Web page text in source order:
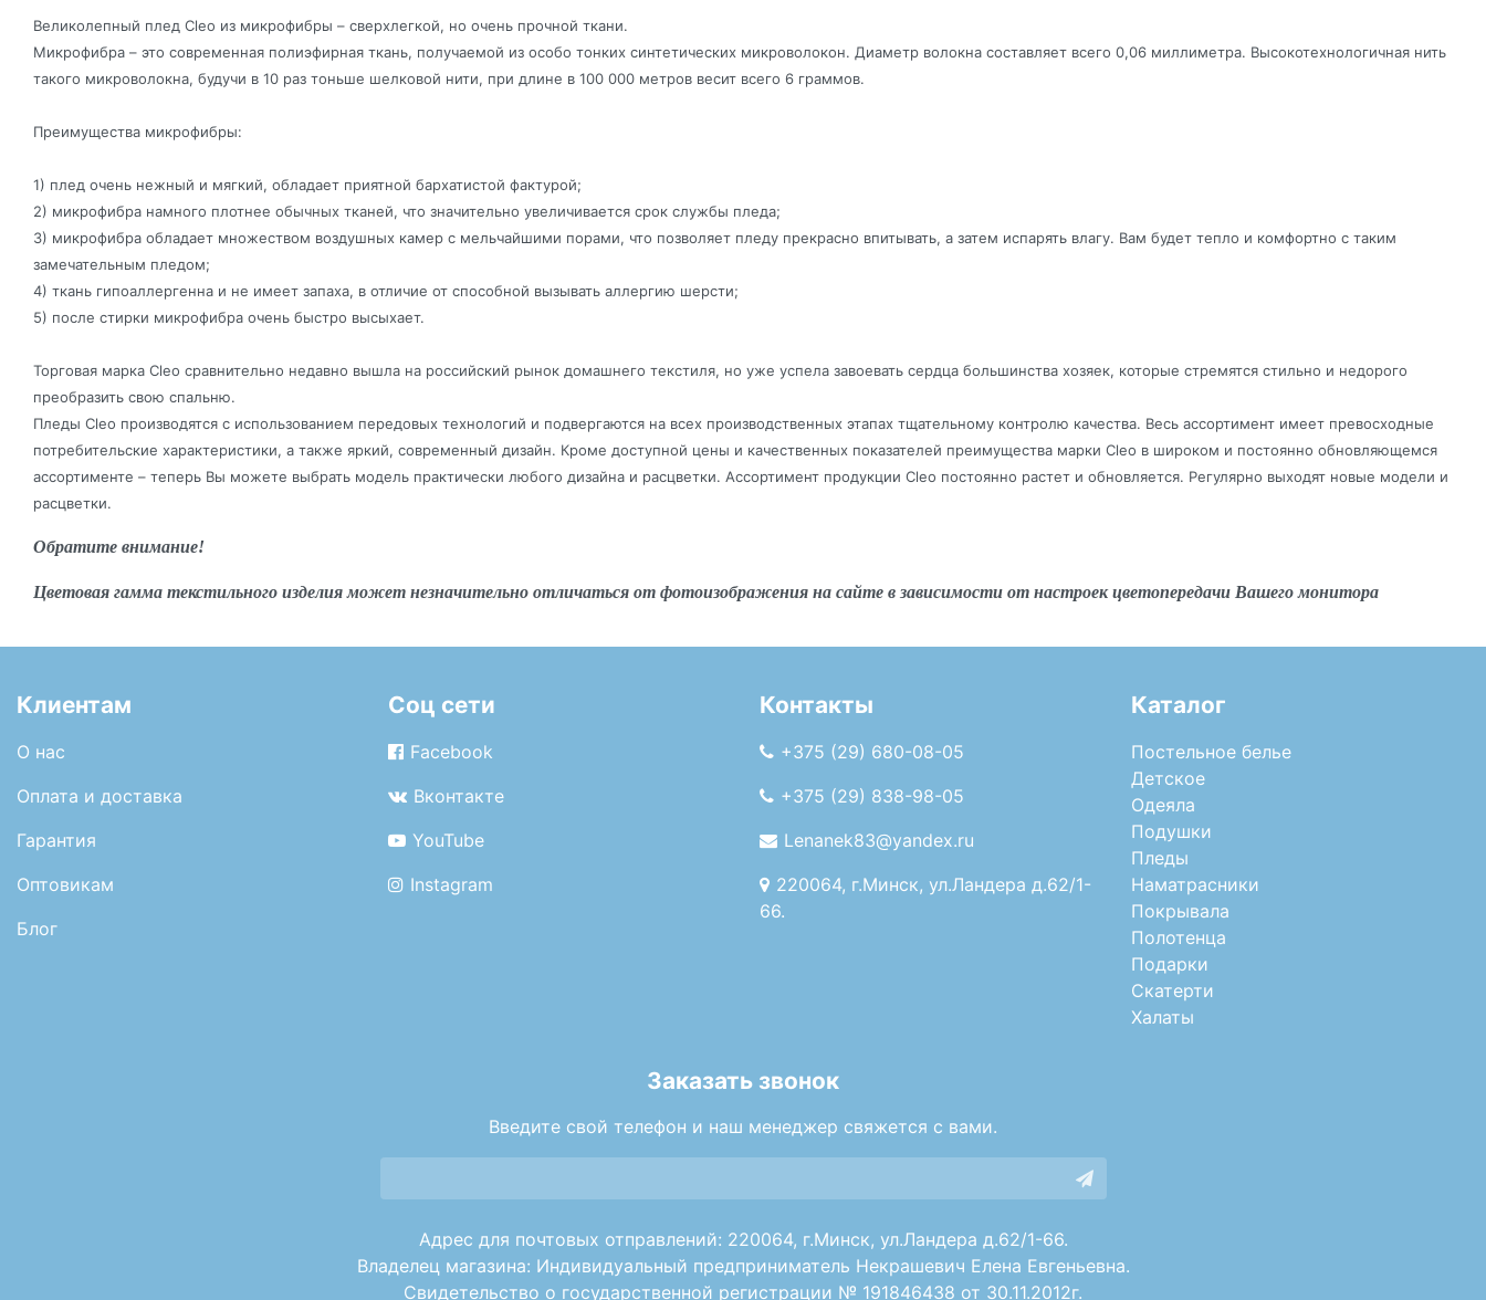
Великолепный плед Cleo из микрофибры – сверхлегкой, но очень прочной ткани.
Микрофибра – это современная полиэфирная ткань, получаемой из особо тонких синтетических микроволокон. Диаметр волокна составляет всего 0,06 миллиметра. Высокотехнологичная нить
такого микроволокна, будучи в 10 раз тоньше шелковой нити, при длине в 100 000 метров весит всего 6 граммов.
Преимущества микрофибры:
1) плед очень нежный и мягкий, обладает приятной бархатистой фактурой;
2) микрофибра намного плотнее обычных тканей, что значительно увеличивается срок службы пледа;
3) микрофибра обладает множеством воздушных камер с мельчайшими порами, что позволяет пледу прекрасно впитывать, а затем испарять влагу. Вам будет тепло и комфортно с таким
замечательным пледом;
4) ткань гипоаллергенна и не имеет запаха, в отличие от способной вызывать аллергию шерсти;
5) после стирки микрофибра очень быстро высыхает.
Торговая марка Cleo сравнительно недавно вышла на российский рынок домашнего текстиля, но уже успела завоевать сердца большинства хозяек, которые стремятся стильно и недорого
преобразить свою спальню.
Пледы Cleo производятся с использованием передовых технологий и подвергаются на всех производственных этапах тщательному контролю качества. Весь ассортимент имеет превосходные
потребительские характеристики, а также яркий, современный дизайн. Кроме доступной цены и качественных показателей преимущества марки Cleo в широком и постоянно обновляющемся
ассортименте – теперь Вы можете выбрать модель практически любого дизайна и расцветки. Ассортимент продукции Cleo постоянно растет и обновляется. Регулярно выходят новые модели и
расцветки.
Обратите внимание!
Цветовая гамма текстильного изделия может незначительно отличаться от фотоизображения на сайте в зависимости от настроек цветопередачи Вашего монитора
Клиентам
О нас
Оплата и доставка
Гарантия
Оптовикам
Блог
Соц сети
Facebook
Вконтакте
YouTube
Instagram
Контакты
+375 (29) 680-08-05
+375 (29) 838-98-05
Lenanek83@yandex.ru
220064, г.Минск, ул.Ландера д.62/1-
66.
Каталог
Постельное белье
Детское
Одеяла
Подушки
Пледы
Наматрасники
Покрывала
Полотенца
Подарки
Скатерти
Халаты
Заказать звонок
Введите свой телефон и наш менеджер свяжется с вами.
Адрес для почтовых отправлений: 220064, г.Минск, ул.Ландера д.62/1-66.
Владелец магазина: Индивидуальный предприниматель Некрашевич Елена Евгеньевна.
Свидетельство о государственной регистрации № 191846438 от 30.11.2012г.